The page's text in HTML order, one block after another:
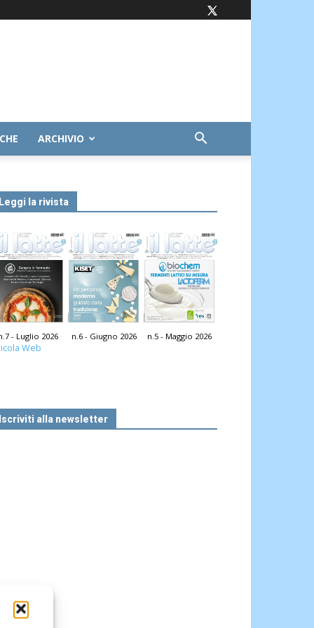
ARCHIVIO
Leggi la rivista
- Luglio 2026 n.6 - Giugno 2026 n.5 - Maggio 2026
Web
Iscriviti alla newsletter